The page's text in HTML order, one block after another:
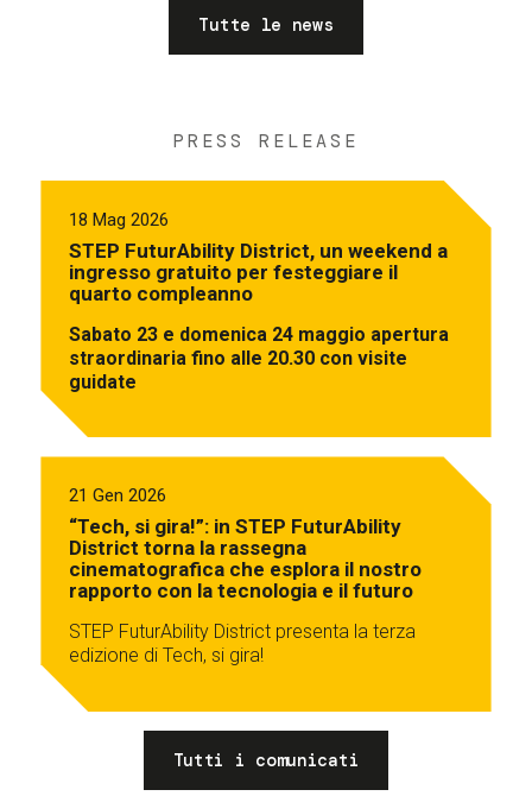
Tutte le news
PRESS RELEASE
18 Mag 2026
STEP FuturAbility District, un weekend a
ingresso gratuito per festeggiare il
quarto compleanno
Sabato 23 e domenica 24 maggio apertura
straordinaria fino alle 20.30 con visite
guidate
21 Gen 2026
“Tech, si gira!”: in STEP FuturAbility
District torna la rassegna
cinematografica che esplora il nostro
rapporto con la tecnologia e il futuro
STEP FuturAbility District presenta la terza
edizione di Tech, si gira!
Tutti i comunicati